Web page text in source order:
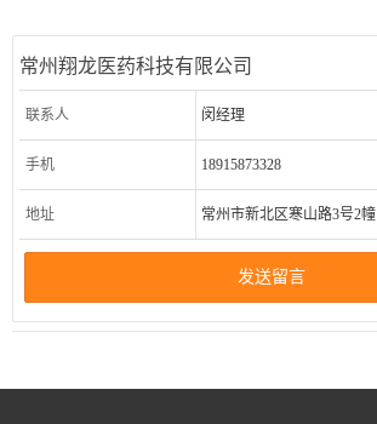
常州翔龙医药科技有限公司
联系人 闵经理
手机 18915873328
地址 常州市新北区寒山路3号2幢
发送留言